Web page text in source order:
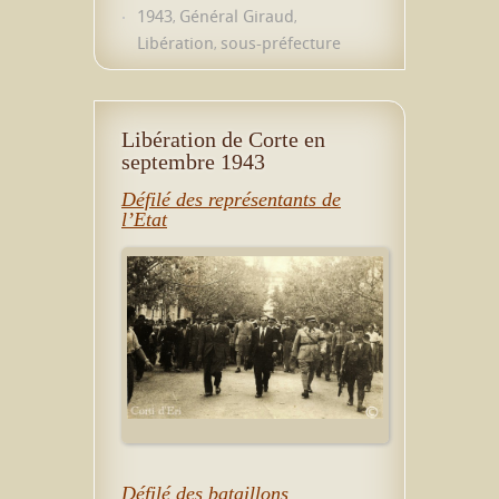
1943, Général Giraud,
Libération, sous-préfecture
Libération de Corte en
septembre 1943
Défilé des représentants de
l’Etat
Défilé des bataillons